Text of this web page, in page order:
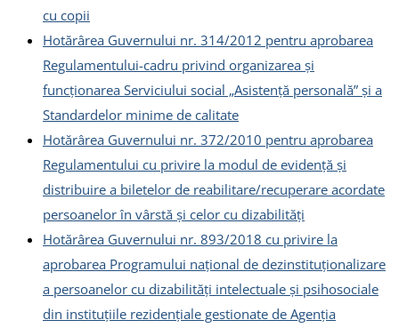
cu copii
Hotărârea Guvernului nr. 314/2012 pentru aprobarea
Regulamentului-cadru privind organizarea şi
funcţionarea Serviciului social „Asistenţă personală” şi a
Standardelor minime de calitate
Hotărârea Guvernului nr. 372/2010 pentru aprobarea
Regulamentului cu privire la modul de evidenţă şi
distribuire a biletelor de reabilitare/recuperare acordate
persoanelor în vârstă şi celor cu dizabilități
Hotărârea Guvernului nr. 893/2018 cu privire la
aprobarea Programului național de dezinstituționalizare
a persoanelor cu dizabilități intelectuale și psihosociale
din instituțiile rezidențiale gestionate de Agenția